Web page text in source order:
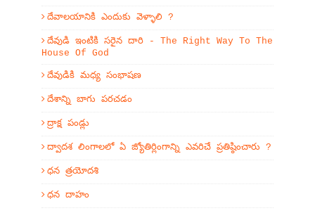
దేవాలయానికి ఎందుకు వెళ్ళాలి ?
దేవుడి ఇంటికి సరైన దారి - The Right Way To The
House Of God
దేవుడికి మధ్య సంభాషణ
దేశాన్ని బాగు పరచడం
ద్రాక్ష పండ్లు
ద్వాదశ లింగాలలో ఏ జ్యోతిర్లింగాన్ని ఎవరిచే ప్రతిష్ఠించారు ?
ధన త్రయోదశి
ధన దాహం